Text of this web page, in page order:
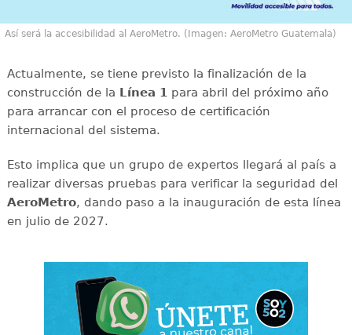
Así será la accesibilidad al AeroMetro. (Imagen: AeroMetro Guatemala)
Actualmente, se tiene previsto la finalización de la
construcción de la Línea 1para abril del próximo año
para arrancar con el proceso de certificación
internacional del sistema.
Esto implica que un grupo de expertos llegará al país a
realizar diversas pruebas para verificar la seguridad del
AeroMetro, dando paso a la inauguración de esta línea
en julio de 2027.